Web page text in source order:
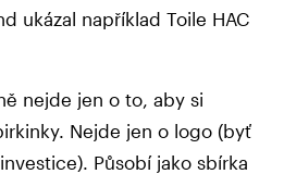
ukázal například Toile HAC
nejde jen o to, aby si
Nejde jen o logo (byť
Působí jako sbírka